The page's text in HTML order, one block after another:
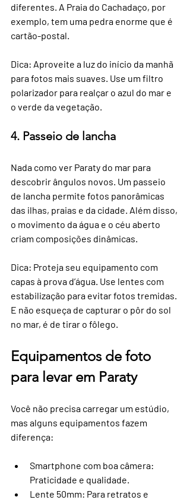
diferentes. A Praia do Cachadaço, por
exemplo, tem uma pedra enorme que é
cartão-postal.
Dica: Aproveite a luz do início da manhã
para fotos mais suaves. Use um filtro
polarizador para realçar o azul do mar e
o verde da vegetação.
4. Passeio de lancha
Nada como ver Paraty do mar para
descobrir ângulos novos. Um passeio
de lancha permite fotos panorâmicas
das ilhas, praias e da cidade. Além disso,
o movimento da água e o céu aberto
criam composições dinâmicas.
Dica: Proteja seu equipamento com
capas à prova d’água. Use lentes com
estabilização para evitar fotos tremidas.
E não esqueça de capturar o pôr do sol
no mar, é de tirar o fôlego.
Equipamentos de foto
para levar em Paraty
Você não precisa carregar um estúdio,
mas alguns equipamentos fazem
diferença:
Smartphone com boa câmera:
Praticidade e qualidade.
Lente 50mm: Para retratos e